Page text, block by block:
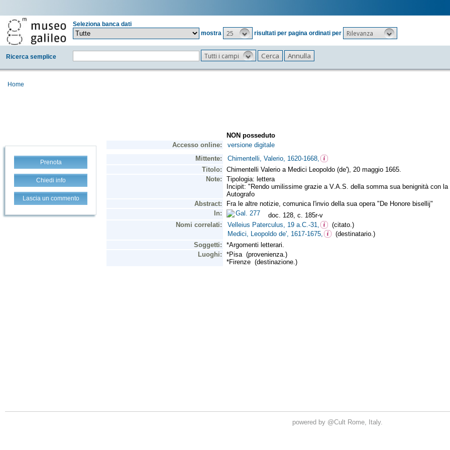
Seleziona banca dati
mostra
25 risultati per pagina ordinati per Rilevanza
Ricerca semplice Tutti i campi
Home
Prenota
Chiedi info
Lascia un commento
powered by @Cult Rome, Italy.